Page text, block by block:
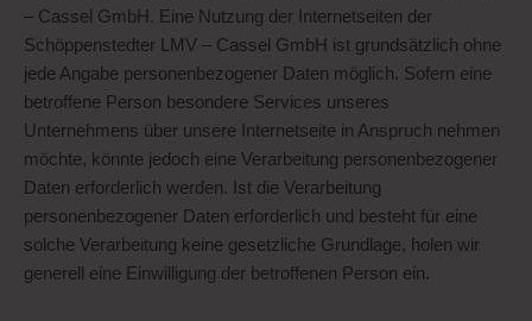
– Cassel GmbH. Eine Nutzung der Internetseiten der
Schöppenstedter LMV – Cassel GmbH ist grundsätzlich ohne
jede Angabe personenbezogener Daten möglich. Sofern eine
betroffene Person besondere Services unseres
Unternehmens über unsere Internetseite in Anspruch nehmen
möchte, könnte jedoch eine Verarbeitung personenbezogener
Daten erforderlich werden. Ist die Verarbeitung
personenbezogener Daten erforderlich und besteht für eine
solche Verarbeitung keine gesetzliche Grundlage, holen wir
generell eine Einwilligung der betroffenen Person ein.